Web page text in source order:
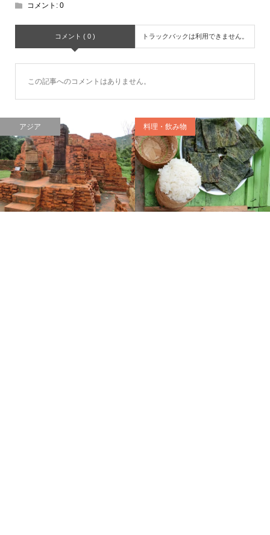
コメント: 0
コメント ( 0 ) トラックバックは利用できません。
この記事へのコメントはありません。
アジア 料理・飲み物